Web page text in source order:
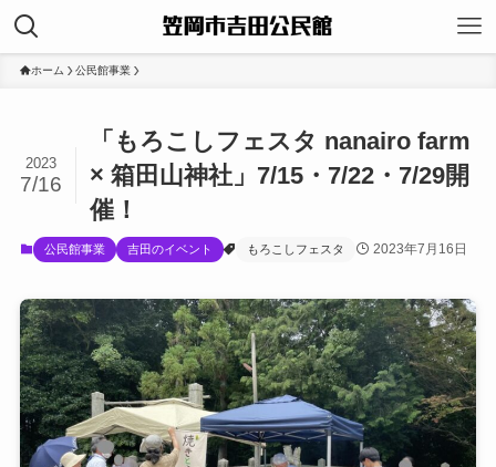
ホーム 公民館事業
「もろこしフェスタ nanairo farm
× 箱田山神社」7/15・7/22・7/29開
催！
2023
7/16
公民館事業 吉田のイベント もろこしフェスタ 2023年7月16日